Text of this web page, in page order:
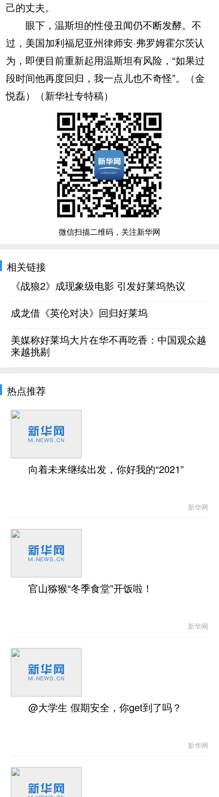
己的丈夫。
眼下，温斯坦的性侵丑闻仍不断发酵。不
过，美国加利福尼亚州律师安·弗罗姆霍尔茨认
为，即便目前重新起用温斯坦有风险，“如果过
段时间他再度回归，我一点儿也不奇怪”。（金
悦磊）（新华社专特稿）
微信扫描二维码，关注新华网
相关链接
《战狼2》成现象级电影 引发好莱坞热议
成龙借《英伦对决》回归好莱坞
美媒称好莱坞大片在华不再吃香：中国观众越
来越挑剔
热点推荐
向着未来继续出发，你好我的“2021”
新华网
官山猕猴“冬季食堂”开饭啦！
新华网
@大学生 假期安全，你get到了吗？
新华网